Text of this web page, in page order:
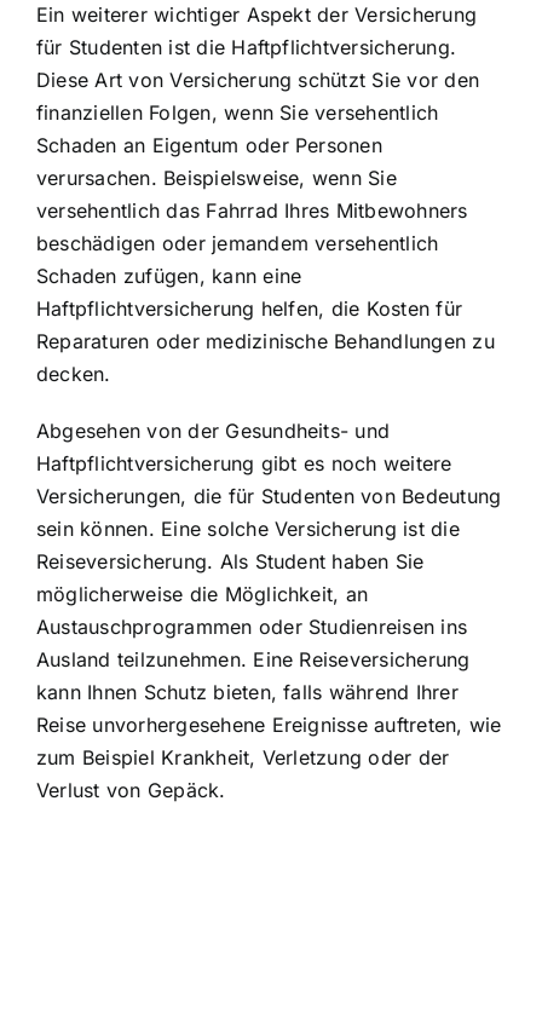
Ein weiterer wichtiger Aspekt der Versicherung
für Studenten ist die Haftpflichtversicherung.
Diese Art von Versicherung schützt Sie vor den
finanziellen Folgen, wenn Sie versehentlich
Schaden an Eigentum oder Personen
verursachen. Beispielsweise, wenn Sie
versehentlich das Fahrrad Ihres Mitbewohners
beschädigen oder jemandem versehentlich
Schaden zufügen, kann eine
Haftpflichtversicherung helfen, die Kosten für
Reparaturen oder medizinische Behandlungen zu
decken.
Abgesehen von der Gesundheits- und
Haftpflichtversicherung gibt es noch weitere
Versicherungen, die für Studenten von Bedeutung
sein können. Eine solche Versicherung ist die
Reiseversicherung. Als Student haben Sie
möglicherweise die Möglichkeit, an
Austauschprogrammen oder Studienreisen ins
Ausland teilzunehmen. Eine Reiseversicherung
kann Ihnen Schutz bieten, falls während Ihrer
Reise unvorhergesehene Ereignisse auftreten, wie
zum Beispiel Krankheit, Verletzung oder der
Verlust von Gepäck.